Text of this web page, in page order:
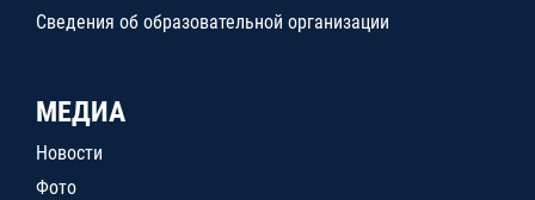
Сведения об образовательной организации
МЕДИА
Новости
Фото